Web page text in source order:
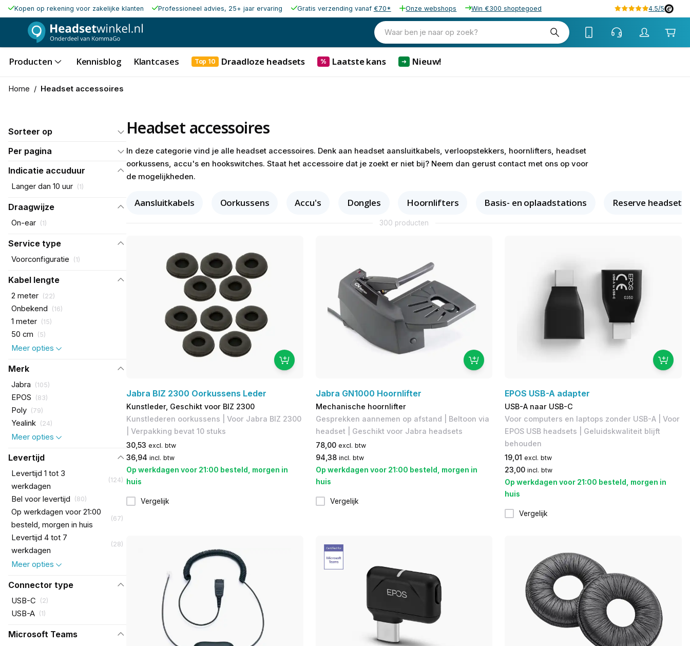
Kopen op rekening voor zakelijke klanten Professioneel advies, 25+ jaar ervaring Gratis verzending vanaf €70* Onze webshops Win €300 shoptegoed 4.5/5
Waar ben je naar op zoek?
Producten Kennisblog Klantcases Top 10 Draadloze headsets % Laatste kans ➜ Nieuw!
Home / Headset accessoires
Sorteer op
Per pagina
Indicatie accuduur
Langer dan 10 uur (1)
Draagwijze
On-ear (1)
Service type
Voorconfiguratie (1)
Kabel lengte
2 meter (22)
Onbekend (16)
1 meter (15)
50 cm (5)
Meer opties
Merk
Jabra (105)
EPOS (83)
Poly (79)
Yealink (24)
Meer opties
Levertijd
Levertijd 1 tot 3
werkdagen
(124)
Bel voor levertijd (80)
Op werkdagen voor 21:00
besteld, morgen in huis
(67)
Levertijd 4 tot 7
werkdagen
(28)
Meer opties
Connector type
USB-C (2)
USB-A (1)
Microsoft Teams
Headset accessoires
In deze categorie vind je alle headset accessoires. Denk aan headset aansluitkabels, verloopstekkers, hoornlifters, headset
oorkussens, accu's en hookswitches. Staat het accessoire dat je zoekt er niet bij? Neem dan gerust contact met ons op voor
de mogelijkheden.
Aansluitkabels Oorkussens Accu's Dongles Hoornlifters Basis- en oplaadstations Reserve headsets
300 producten
Jabra BIZ 2300 Oorkussens Leder
Kunstleder, Geschikt voor BIZ 2300
Kunstlederen oorkussens | Voor Jabra BIZ 2300
| Verpakking bevat 10 stuks
30,53 excl. btw
36,94 incl. btw
Op werkdagen voor 21:00 besteld, morgen in
huis
Vergelijk
Jabra GN1000 Hoornlifter
Mechanische hoornlifter
Gesprekken aannemen op afstand | Beltoon via
headset | Geschikt voor Jabra headsets
78,00 excl. btw
94,38 incl. btw
Op werkdagen voor 21:00 besteld, morgen in
huis
Vergelijk
EPOS USB-A adapter
USB-A naar USB-C
Voor computers en laptops zonder USB-A | Voor
EPOS USB headsets | Geluidskwaliteit blijft
behouden
19,01 excl. btw
23,00 incl. btw
Op werkdagen voor 21:00 besteld, morgen in
huis
Vergelijk